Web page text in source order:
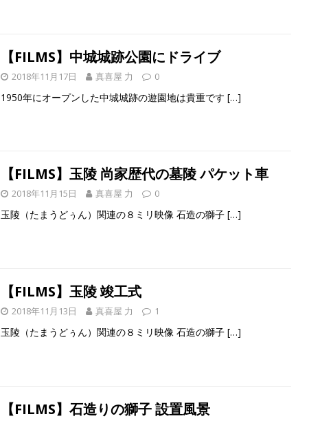
【FILMS】中城城跡公園にドライブ
2018年11月17日 真喜屋 力 0
1950年にオープンした中城城跡の遊園地は貴重です […]
【FILMS】玉陵 尚家歴代の墓陵 パケット車
2018年11月15日 真喜屋 力 0
玉陵（たまうどぅん）関連の８ミリ映像 石造の獅子 […]
【FILMS】玉陵 竣工式
2018年11月13日 真喜屋 力 1
玉陵（たまうどぅん）関連の８ミリ映像 石造の獅子 […]
【FILMS】石造りの獅子 設置風景